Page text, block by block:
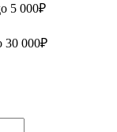
5 000₽
30 000₽